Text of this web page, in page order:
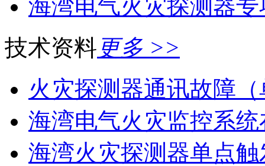
海湾电气火灾探测器
技术资料 更多 >>
火灾探测器通讯故障
海湾电气火灾监控系统
海湾火灾探测器单点